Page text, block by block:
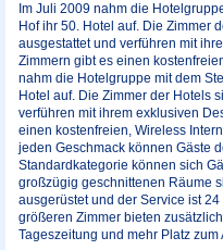
Im Juli 2009 nahm die
Hof ihr 50. Hotel auf. Die Zimmer
ausgestattet und verführen mit
Zimmern gibt es einen
nahm die Hotelgruppe mit dem
Hotel auf. Die Zimmer der Hotels
verführen mit ihrem exklusiven
einen kostenfreien, Wireless
jeden Geschmack können Gäste
Standardkategorie können sich
großzügig geschnittenen Räume
ausgerüstet und der Service ist
größeren Zimmer bieten
Tageszeitung und mehr Platz zum